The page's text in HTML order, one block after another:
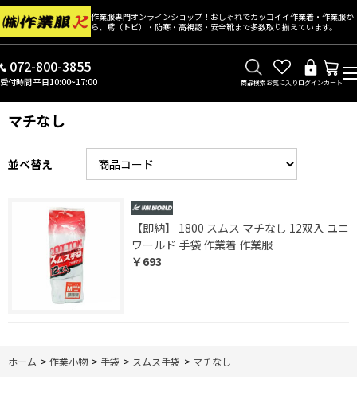
作業服専門オンラインショップ！おしゃれでカッコイイ作業着・作業服か
ら、鳶（トビ）・防寒・高視認・安全靴まで多数取り揃えています。
072-800-3855
受付時間 平日10:00~17:00 商品検索お気に入りログインカート
マチなし
並べ替え
【即納】 1800 スムス マチなし 12双入 ユニ
ワールド 手袋 作業着 作業服
￥693
ホーム > 作業小物 > 手袋 > スムス手袋 > マチなし